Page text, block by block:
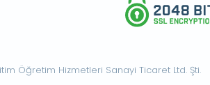
Öğretim Hizmetleri Sanayi Ticaret Ltd. Şti.